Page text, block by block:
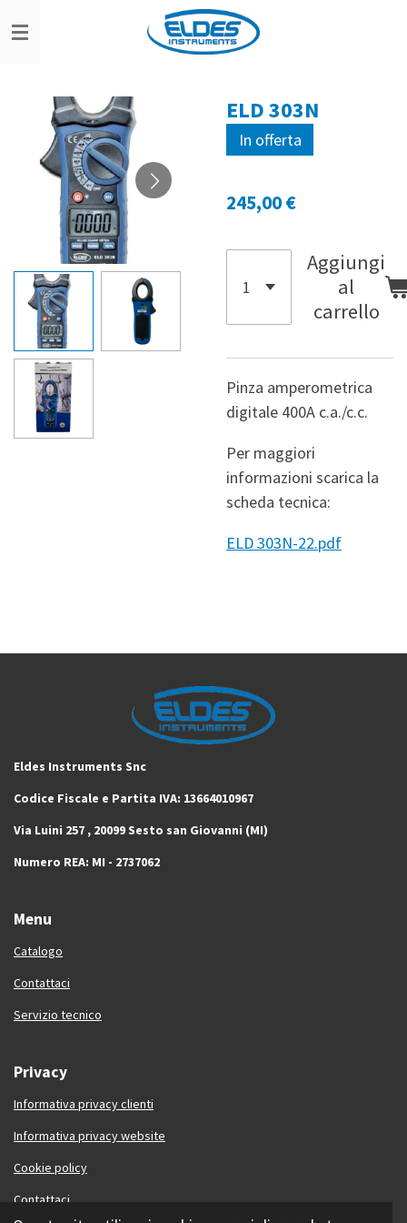
Vai
al
principale
ELD 303N
In offerta
245,00 €
Aggiungi
al
carrello
Pinza amperometrica
digitale 400A c.a./c.c.
Per maggiori
informazioni scarica la
scheda tecnica:
ELD 303N-22.pdf
Eldes Instruments Snc
Codice Fiscale e Partita IVA: 13664010967
Via Luini 257 , 20099 Sesto san Giovanni (MI)
Numero REA: MI - 2737062
Menu
Catalogo
Contattaci
Servizio tecnico
Privacy
Informativa privacy clienti
Informativa privacy website
Cookie policy
Contattaci
© 2024 - 2026 Eldes instruments